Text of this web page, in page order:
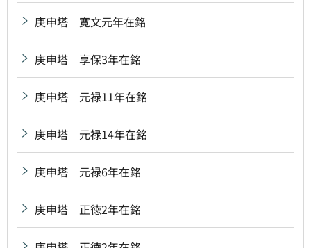
庚申塔 寛文元年在銘
庚申塔 享保3年在銘
庚申塔 元禄11年在銘
庚申塔 元禄14年在銘
庚申塔 元禄6年在銘
庚申塔 正徳2年在銘